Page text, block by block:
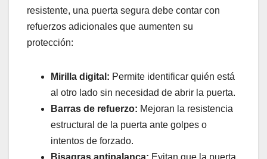
resistente, una puerta segura debe contar con
refuerzos adicionales que aumenten su
protección:
Mirilla digital: Permite identificar quién está
al otro lado sin necesidad de abrir la puerta.
Barras de refuerzo: Mejoran la resistencia
estructural de la puerta ante golpes o
intentos de forzado.
Bisagras antipalanca: Evitan que la puerta